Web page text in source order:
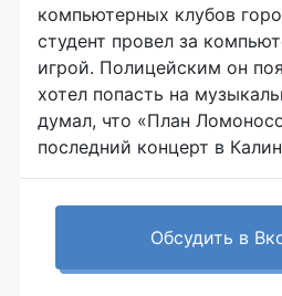
компьютерных клубов
студент провел за
игрой. Полицейским он
хотел попасть на
думал, что «План
последний концерт в
Обсудить в